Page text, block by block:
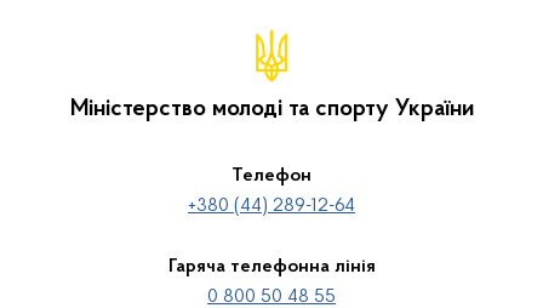
Міністерство молоді та спорту України
Телефон
+380 (44) 289-12-64
Гаряча телефонна лінія
0 800 50 48 55